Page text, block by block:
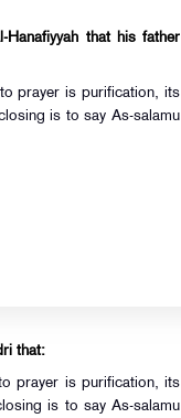
that his father
prayer is purification, its
is to say As-salamu
that:
prayer is purification, its
is to say As-salamu